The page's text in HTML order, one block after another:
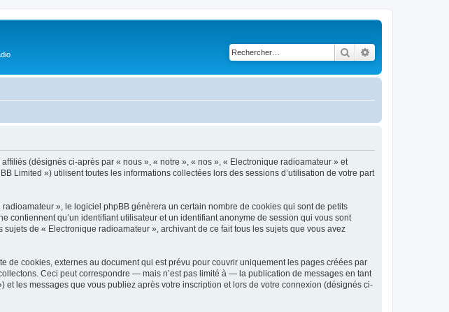
Rechercher
(désignés ci-après par « nous », « notre », « nos », « Electronique radioamateur » et
Limited ») utilisent toutes les informations collectées lors des sessions d’utilisation de votre part
», le logiciel phpBB génèrera un certain nombre de cookies qui sont de petits
qu’un identifiant utilisateur et un identifiant anonyme de session qui vous sont
de « Electronique radioamateur », archivant de ce fait tous les sujets que vous avez
cookies, externes au document qui est prévu pour couvrir uniquement les pages créées par
Ceci peut correspondre — mais n’est pas limité à — la publication de messages en tant
les messages que vous publiez après votre inscription et lors de votre connexion (désignés ci-